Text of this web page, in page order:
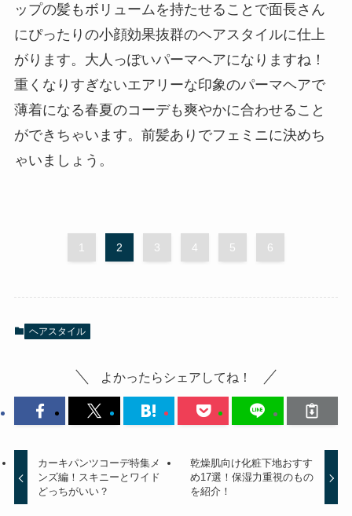
ップの髪もボリュームを持たせることで面長さん
にぴったりの小顔効果抜群のヘアスタイルに仕上
がります。大人っぽいパーマヘアになりますね！
重くなりすぎないエアリーな印象のパーマヘアで
薄着になる春夏のコーデも爽やかに合わせること
ができちゃいます。前髪ありでフェミニに決めち
ゃいましょう。
1 2 3 4 5 6
ヘアスタイル
よかったらシェアしてね！
カーキパンツコーデ特集メ
ンズ編！スキニーとワイド
どっちがいい？
乾燥肌向け化粧下地おすす
め17選！保湿力重視のもの
を紹介！